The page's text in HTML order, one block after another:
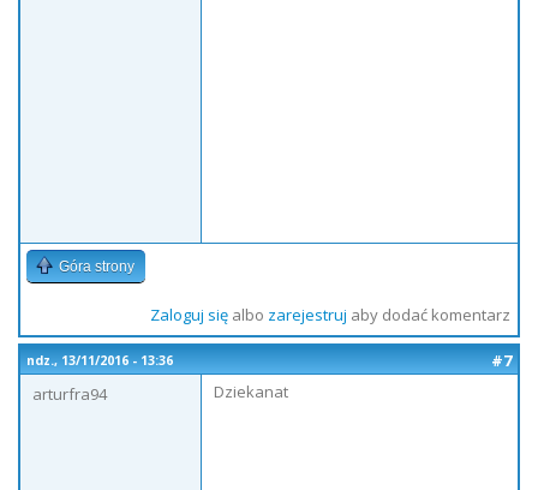
Góra strony
Zaloguj sięalbo zarejestruj aby dodać komentarz
ndz., 13/11/2016 - 13:36
#7
arturfra94
Dziekanat